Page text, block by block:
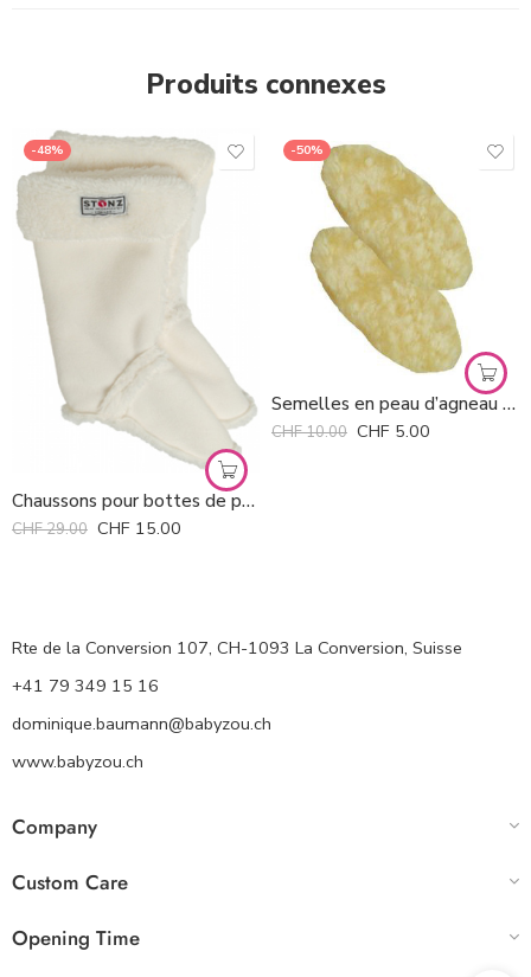
Produits connexes
-48%
Chaussons pour bottes de pluie Stonz *
CHF29.00 CHF 15.00
-50%
Semelles en peau d’agneau Kaiser *
CHF10.00 CHF 5.00
Rte de la Conversion 107, CH-1093 La Conversion, Suisse
+41 79 349 15 16
dominique.baumann@babyzou.ch
www.babyzou.ch
Company
Custom Care
Opening Time